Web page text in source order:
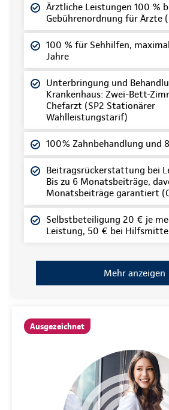
Ärztliche Leistungen 100 %
Gebührenordnung für Ärzte
100 % für Sehhilfen,
Jahre
Unterbringung und
Krankenhaus: Zwei-Bett-
Chefarzt (SP2 Stationärer
Wahlleistungstarif)
100% Zahnbehandlung und
Beitragsrückerstattung bei
Bis zu 6 Monatsbeiträge,
Monatsbeiträge garantiert
Selbstbeteiligung 20 € je
Leistung, 50 € bei
Mehr anzeigen
Ausgezeichnet